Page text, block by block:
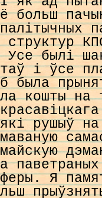
больш
структур
Усе былі
і ўсе
была
кошты на
рушыў на
Я